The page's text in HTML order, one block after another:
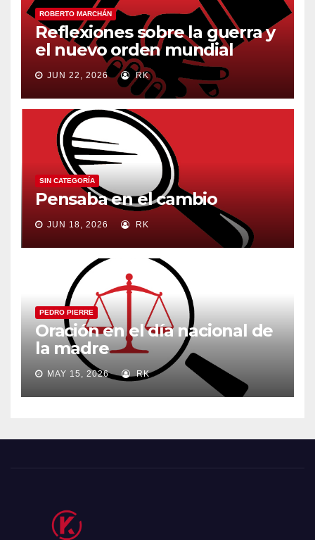
ROBERTO MARCHÁN
Reflexiones sobre la guerra y
el nuevo orden mundial
JUN 22, 2026 RK
SIN CATEGORÍA
Pensaba en el cambio
JUN 18, 2026 RK
PEDRO PIERRE
Oración en el día nacional de
la madre
MAY 15, 2026 RK